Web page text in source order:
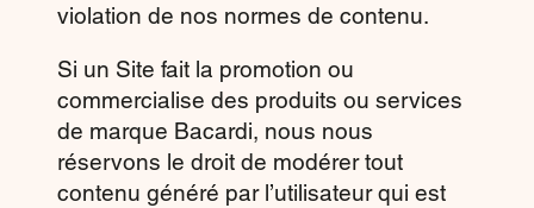
violation de nos normes de contenu.
Si un Site fait la promotion ou
commercialise des produits ou services
de marque Bacardi, nous nous
réservons le droit de modérer tout
contenu généré par l’utilisateur qui est